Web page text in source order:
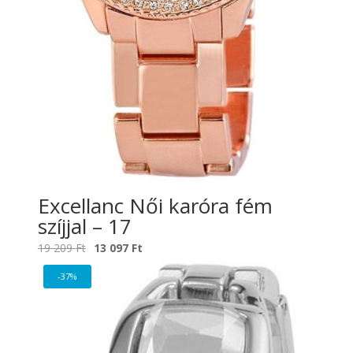
Excellanc Női karóra fém
szíjjal – 17
19 209Ft Original
price
was:
209 Ft.
13 097 Ft
price
is:
13
097 Ft.
-37%